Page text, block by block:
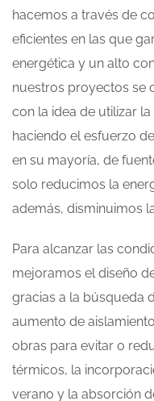
hacemos a través de
eficientes en las que
energética y un alto
nuestros proyectos se
con la idea de utilizar
haciendo el esfuerzo
en su mayoría, de
solo reducimos la
además, disminuimos
Para alcanzar las
mejoramos el diseño
gracias a la búsqueda
aumento de
obras para evitar o
térmicos, la
verano y la absorción